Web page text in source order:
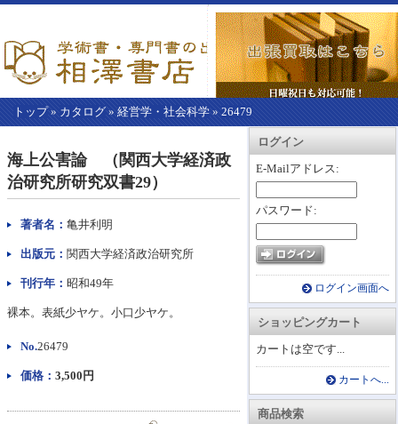
トップ» カタログ » 経営学・社会科学 » 26479
カートを見る
ログイン
E-Mailアドレス:
パスワード:
ログイン画面へ
ショッピングカート
カートは空です...
カートへ...
商品検索
こ
か
ら
本
文】
海上公害論 （関西大学経済政
治研究所研究双書29）
著者名： 亀井利明
出版元： 関西大学経済政治研究所
刊行年： 昭和49年
裸本。表紙少ヤケ。小口少ヤケ。
No.26479
価格： 3,500円